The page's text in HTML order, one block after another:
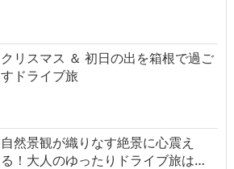
クリスマス ＆ 初日の出を箱根で過ご
すドライブ旅
自然景観が織りなす絶景に心震え
る！大人のゆったりドライブ旅は…